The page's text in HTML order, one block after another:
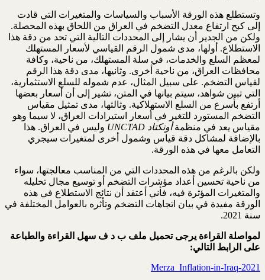
وتستطلع هذه الورقة الأسباب والسياسات والمتغيرات التي قادت
إلى كبح ارتفاع معدل التضخم في العراق من اللحاق بهذه المحصلة.
ولكن من الجدير أن يشار إلى المحددات التالية التي تحد من دقة هذا
الاستطلاع. أولها، مدى شمول الرقم القياسي لأسعار المستهلك
لمعظم السلع والخدمات، في سلة المستهلك، من ناحية، وكافة
محافظات العراق، من ناحية أخرى. وثانيها، مدى دقة هذا الرقم
لقياس التضخم. على سبيل المثال، عدم شموله للسلع الاستثمارية،
التي تبين شواهد، سيتم بيانها في المتن، تشير إلى أن أسعار بعضها
أرتفع بأسرع من السلع الاستهلاكية. وثالثها، مدى تمثيل مقياس
التضخم المستورد للتغير في أسعار استيرادات العراق، لا سيما وهو
مقياس يعد في منظمةأونكتاد UNCTAD وليس في العراق. هذا
بالإضافة لمشاكل دقة قياس وشمول أخرى لمتغيرات سيجري
التعامل معها في هذه الورقة.
ولكن بالرغم من هذه المحددات التي من المناسب معالجتها، سواء
من ناحية تحسين أعداد مؤشرات التضخم أو توسيع مجال تحليله
والمتغيرات المؤثرة فيه، فأني أعتقد أن نتائج الاستطلاع في هذه
الورقة مفيدة في بيان اتجاهات التضخم وتأثره بالعوامل المختلفة في
سنة 2021.
لمواصلة القراءة يرجى تحميل ملف ب د ف سهل القراءة والطباعة
على الر بط التالي:
Merza_Inflation-in-Iraq-2021